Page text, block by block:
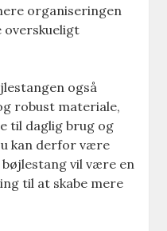
organiseringen
overskueligt
også
robust materiale,
til daglig brug og
kan derfor være
vil være en
til at skabe mere